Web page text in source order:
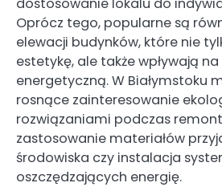
Oprócz tego, popularne są
elewacji budynków, które nie
estetykę, ale także wpływają
energetyczną. W Białymstoku
rosnące zainteresowanie
rozwiązaniami podczas
zastosowanie materiałów
środowiska czy instalacja
oszczędzających energię.